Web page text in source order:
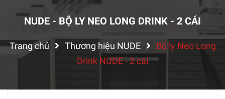
NUDE - BỘ LY NEO LONG DRINK - 2 CÁI
Trang chủ Thương hiệu NUDE
Bộ ly Neo Long
Drink NUDE - 2 cái